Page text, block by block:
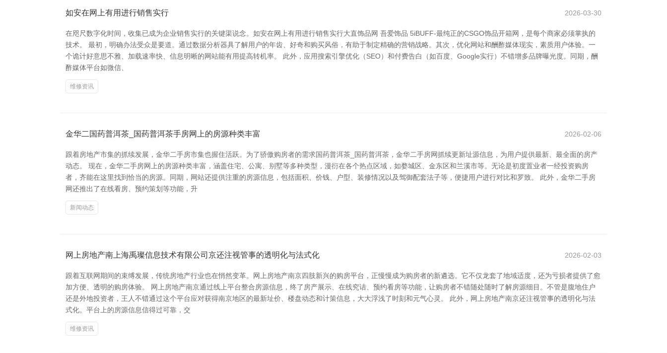
如安在网上有用进行销售实行 2026-03-30
在咫尺数字化时间，收集已成为企业销售实行的关键渠说念。如安在网上有用进行销售实行大直饰品网 吾爱饰品 5iBUFF-最纯正的CSGO饰品开箱网，是每个商家必须掌执的
技术。 最初，明确办法受众是要道。通过数据分析器具了解用户的年齿、好奇和购买风俗，有助于制定精确的营销战略。其次，优化网站和酬酢媒体现实，素质用户体验。一
个诡计好意思不雅、加载速率快、信息明晰的网站能有用提高转机率。 此外，应用搜索引擎优化（SEO）和付费告白（如百度、Google实行）不错增多品牌曝光度。同期，酬
酢媒体平台如微信、
维修资讯
金华二国药普洱茶_国药普洱茶手房网上的房源种类丰富 2026-02-06
跟着房地产市集的抓续发展，金华二手房市集也握住活跃。为了骄傲购房者的需求国药普洱茶_国药普洱茶，金华二手房网抓续更新址源信息，为用户提供最新、最全面的房产
动态。 现在，金华二手房网上的房源种类丰富，涵盖住宅、公寓、别墅等多种类型，漫衍在各个热点区域，如婺城区、金东区和兰溪市等。无论是初度置业者一经投资购房
者，齐能在这里找到恰当的房源。同期，网站还提供注重的房源信息，包括面积、价钱、户型、装修情况以及驾御配套法子等，便捷用户进行对比和罗致。 此外，金华二手房
网还推出了在线看房、预约策划等功能，升
新闻动态
网上房地产南上海禹璨信息技术有限公司京还注视管事的透明化与法式化 2026-02-03
跟着互联网期间的束缚发展，传统房地产行业也在悄然变革。网上房地产南京四肢新兴的购房平台，正慢慢成为购房者的新遴选。它不仅龙套了地域适度，还为亏损者提供了愈
加方便、透明的购房体验。 网上房地产南京通过线上平台整合房源信息，终了房产展示、在线究诘、预约看房等功能，让购房者不错随处随时了解房源细目。不管是腹地住户
还是外地投资者，王人不错通过这个平台应对获得南京地区的最新址价、楼盘动态和计策信息，大大浮浅了时刻和元气心灵。 此外，网上房地产南京还注视管事的透明化与法
式化。平台上的房源信息信得过可靠，交
维修资讯